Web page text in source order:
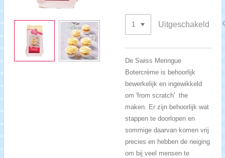
Uitgeschakeld
De Swiss Meringue
Botercrème is behoorlijk
bewerkelijk en ingewikkeld
om 'from scratch' the
maken. Er zijn behoorlijk wat
stappen te doorlopen en
sommige daarvan komen vrij
precies en hebben de neiging
om bij veel mensen te